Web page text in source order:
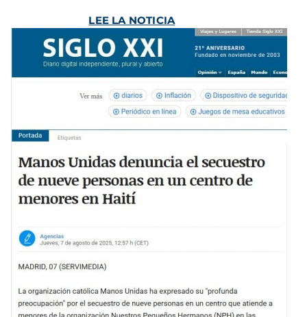
LEE LA NOTICIA